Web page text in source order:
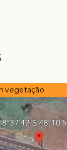
vegetação